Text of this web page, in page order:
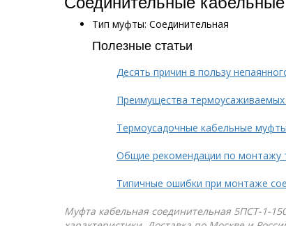
Тип муфты: Соединительная
Полезные статьи
Десять причин в пользу
Преимущества
Термоусадочные кабельные
Общие рекомендации по монтажу
Типичные ошибки при монтаже
Муфта кабельная соединительная 5ПСТ-1-